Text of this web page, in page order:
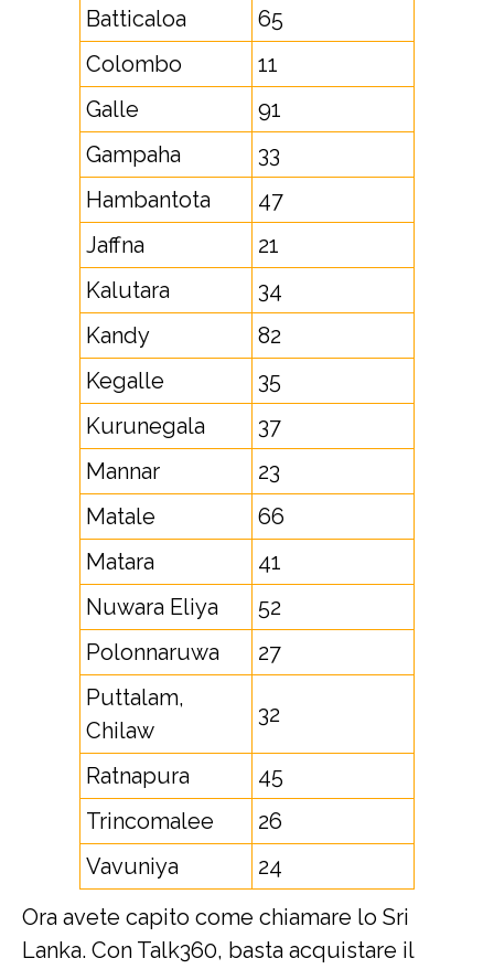
Batticaloa
65
Colombo
11
Galle
91
Gampaha
33
Hambantota
47
Jaffna
21
Kalutara
34
Kandy
82
Kegalle
35
Kurunegala
37
Mannar
23
Matale
66
Matara
41
Nuwara Eliya
52
Polonnaruwa
27
Puttalam,
Chilaw
32
Ratnapura
45
Trincomalee
26
Vavuniya
24
Ora avete capito come chiamare lo Sri
Lanka. Con Talk360, basta acquistare il